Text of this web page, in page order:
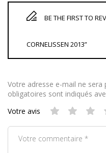
BE THE FIRST TO
CORNELISSEN 2013”
Votre adresse e-mail ne sera
obligatoires sont indiqués
Votre avis